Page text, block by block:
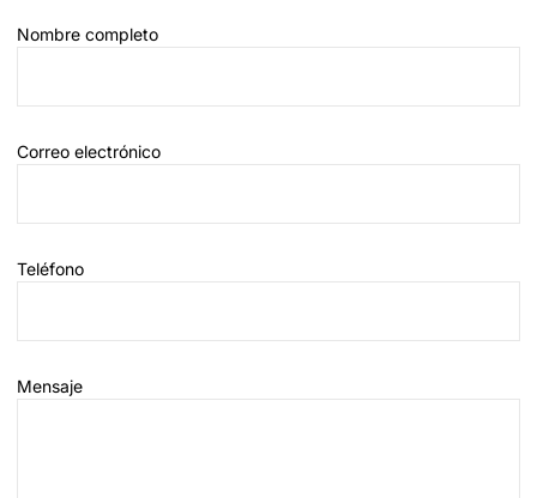
Nombre completo
Correo electrónico
Teléfono
Mensaje